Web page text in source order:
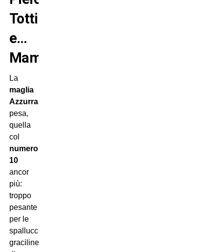
Totti
e…
Mammolo!
La
maglia
Azzurra
pesa,
quella
col
numero
10
ancor
più:
troppo
pesante
per le
spallucce
graciline